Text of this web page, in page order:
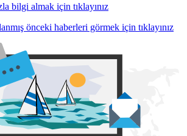
bilgi almak için tıklayınız
önceki haberleri görmek için tıklayınız